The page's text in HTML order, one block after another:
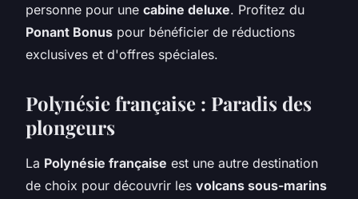
personne pour une cabine deluxe. Profitez du
Ponant Bonus pour bénéficier de réductions
exclusives et d'offres spéciales.
Polynésie française : Paradis des
plongeurs
La Polynésie française est une autre destination
de choix pour découvrir les volcans sous-marins